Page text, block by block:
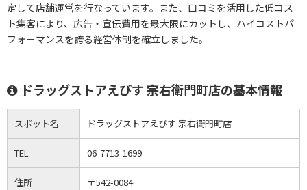
定して店舗運営を行なっています。また、口コミを活用した低コス
ト集客により、広告・宣伝費用を最大限にカットし、ハイコストパ
フォーマンスを誇る経営体制を確立しました。
ドラッグストアえびす 宗右衛門町店の基本情報
スポット名 ドラッグストアえびす 宗右衛門町店
TEL 06-7713-1699
住所
〒542-0084